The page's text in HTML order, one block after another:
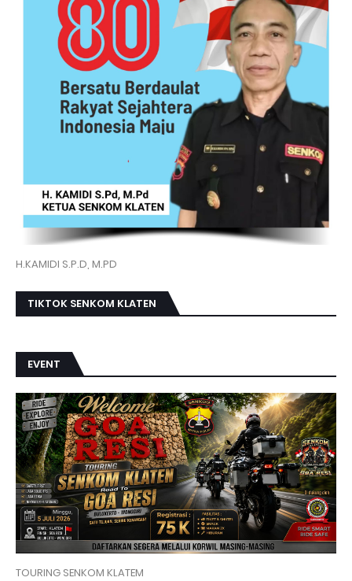
H.KAMIDI S.P.D, M.PD
TIKTOK SENKOM KLATEN
EVENT
TOURING SENKOM KLATEM